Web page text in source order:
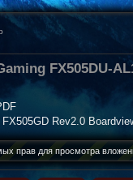
FX505DU-
Rev2.0
прав для просмотра